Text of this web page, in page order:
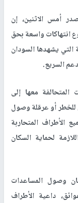
أمس الاثنين، إن
انتهاكات واسعة بحق
التي يشهدها السودان
السريع.
معها إلى
للخطر أو عرقلة وصول
الأطراف المتحاربة
لحماية السكان
وصول المساعدات
داعية الأطراف